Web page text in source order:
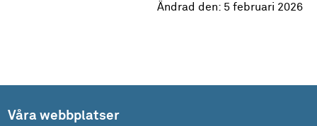
Ändrad den: 5 februari 2026
Våra webbplatser